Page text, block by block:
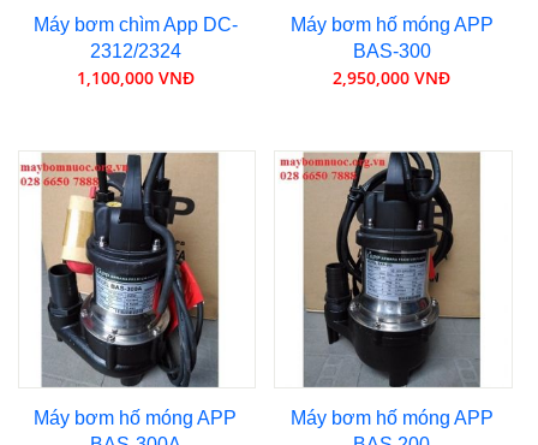
Máy bơm chìm App DC-
2312/2324
1,100,000 VNĐ
Máy bơm hố móng APP
BAS-300
2,950,000 VNĐ
Máy bơm hố móng APP
Máy bơm hố móng APP